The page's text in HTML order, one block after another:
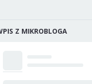
Z MIKROBLOGA